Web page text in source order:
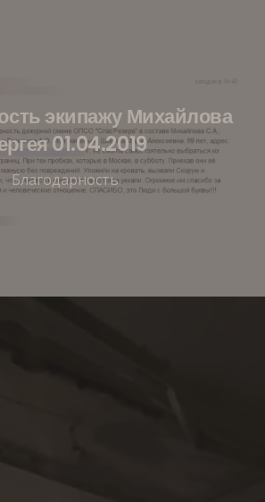
экипажу Михайлова
01.04.2019
Благодарность